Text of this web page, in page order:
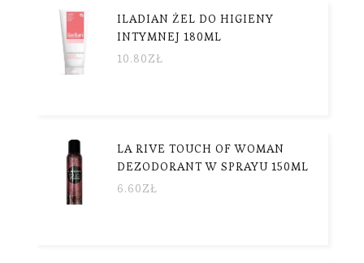
ILADIAN ŻEL DO HIGIENY
INTYMNEJ 180ML
10.80ZŁ
LA RIVE TOUCH OF WOMAN
DEZODORANT W SPRAYU 150ML
6.60ZŁ